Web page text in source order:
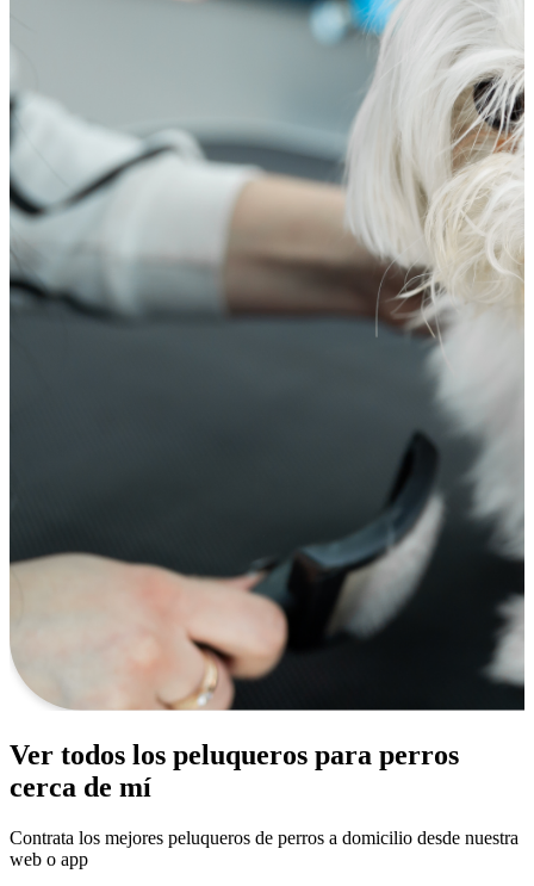
Ver todos los peluqueros para perros
cerca de mí
Contrata los mejores peluqueros de perros a domicilio desde nuestra
web o app